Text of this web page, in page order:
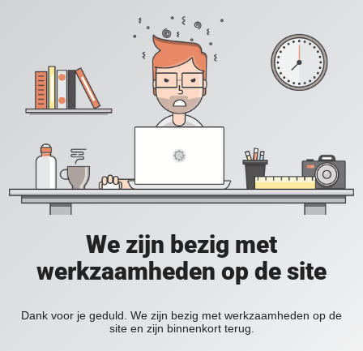
We zijn bezig met
werkzaamheden op de site
Dank voor je geduld. We zijn bezig met werkzaamheden op de
site en zijn binnenkort terug.